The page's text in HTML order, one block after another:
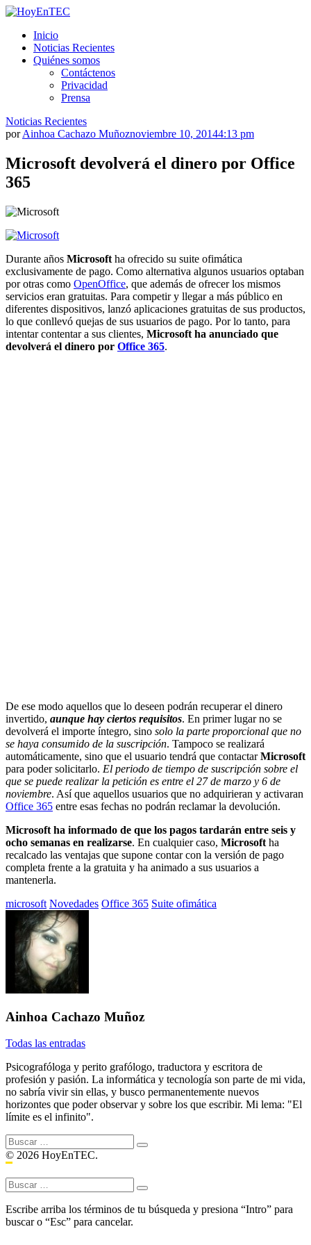
Saltar
contenido.
Inicio
Noticias Recientes
Quiénes somos
Contáctenos
Privacidad
Prensa
Noticias Recientes
porAinhoa Cachazo Muñoznoviembre 10, 20144:13 pm
Microsoft devolverá el dinero por Office
365
Durante años Microsoft ha ofrecido su suite ofimática
exclusivamente de pago. Como alternativa algunos usuarios optaban
por otras como OpenOffice, que además de ofrecer los mismos
servicios eran gratuitas. Para competir y llegar a más público en
diferentes dispositivos, lanzó aplicaciones gratuitas de sus productos,
lo que conllevó quejas de sus usuarios de pago. Por lo tanto, para
intentar contentar a sus clientes, Microsoft ha anunciado que
devolverá el dinero por Office 365.
De ese modo aquellos que lo deseen podrán recuperar el dinero
invertido, aunque hay ciertos requisitos. En primer lugar no se
devolverá el importe íntegro, sino solo la parte proporcional que no
se haya consumido de la suscripción. Tampoco se realizará
automáticamente, sino que el usuario tendrá que contactarMicrosoft
para poder solicitarlo. El periodo de tiempo de suscripción sobre el
que se puede realizar la petición es entre el 27 de marzo y 6 de
noviembre. Así que aquellos usuarios que no adquirieran y activaran
Office 365 entre esas fechas no podrán reclamar la devolución.
Microsoft ha informado de que los pagos tardarán entre seis y
ocho semanas en realizarse. En cualquier caso, Microsoft ha
recalcado las ventajas que supone contar con la versión de pago
completa frente a la gratuita y ha animado a sus usuarios a
mantenerla.
Etiquetado
con:
microsoft Novedades Office 365 Suite ofimática
Ainhoa Cachazo Muñoz
Todas las entradas
Psicografóloga y perito grafólogo, traductora y escritora de
profesión y pasión. La informática y tecnología son parte de mi vida,
no sabría vivir sin ellas, y busco permanentemente nuevos
horizontes que poder observar y sobre los que escribir. Mi lema: "El
límite es el infinito".
Buscar:
© 2026 HoyEnTEC.
Buscar:
Escribe arriba los términos de tu búsqueda y presiona “Intro” para
buscar o “Esc” para cancelar.